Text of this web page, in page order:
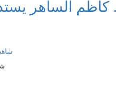
كاظم الساهر